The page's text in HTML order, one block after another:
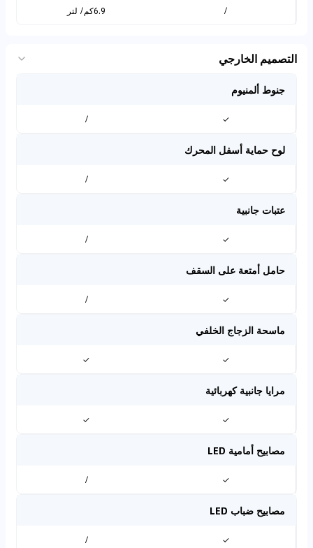
/ 6.9كم/ لتر
التصميم الخارجي
جنوط ألمنيوم
✓
/
لوح حماية أسفل المحرك
✓
/
عتبات جانبية
✓
/
حامل أمتعة على السقف
✓
/
ماسحة الزجاج الخلفي
✓
✓
مرايا جانبية كهربائية
✓
✓
مصابيح أمامية LED
✓
/
مصابيح ضباب LED
✓
/